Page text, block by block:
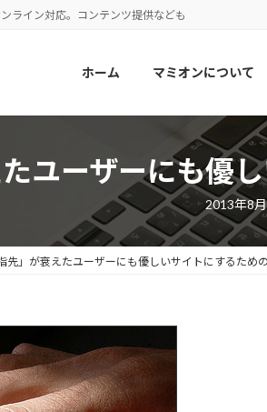
ライン対応。コンテンツ提供なども
ホーム マミオンについて
たユーザーにも優
2013年8
先」が衰えたユーザーにも優しいサイトにするため